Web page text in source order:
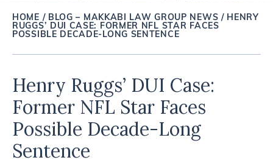
HOME / BLOG – MAKKABI LAW GROUP NEWS / HENRY
RUGGS’ DUI CASE: FORMER NFL STAR FACES
POSSIBLE DECADE-LONG SENTENCE
Henry Ruggs’ DUI Case:
Former NFL Star Faces
Possible Decade-Long
Sentence